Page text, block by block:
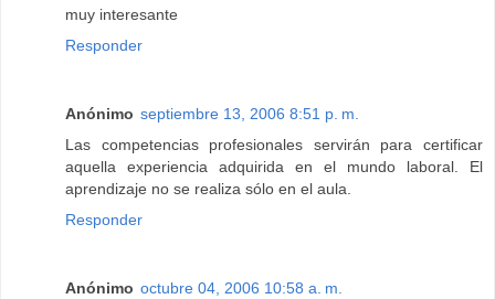
muy interesante
Responder
Anónimo septiembre 13, 2006 8:51 p. m.
Las competencias profesionales servirán para certificar
aquella experiencia adquirida en el mundo laboral. El
aprendizaje no se realiza sólo en el aula.
Responder
Anónimo octubre 04, 2006 10:58 a. m.